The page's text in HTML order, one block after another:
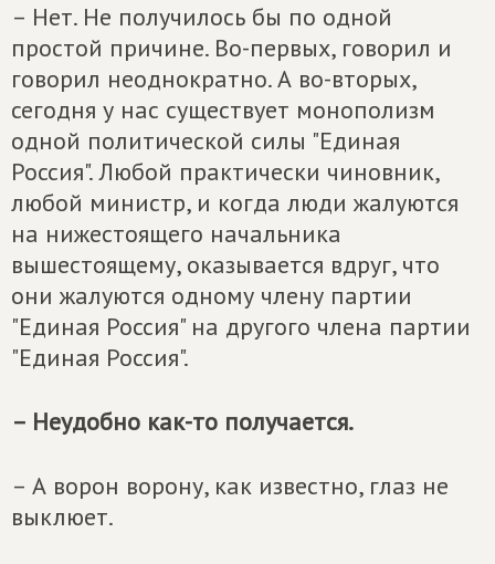
– Нет. Не получилось бы по одной
простой причине. Во-первых, говорил и
говорил неоднократно. А во-вторых,
сегодня у нас существует монополизм
одной политической силы "Единая
Россия". Любой практически чиновник,
любой министр, и когда люди жалуются
на нижестоящего начальника
вышестоящему, оказывается вдруг, что
они жалуются одному члену партии
"Единая Россия" на другого члена партии
"Единая Россия".
– Неудобно как-то получается.
– А ворон ворону, как известно, глаз не
выклюет.